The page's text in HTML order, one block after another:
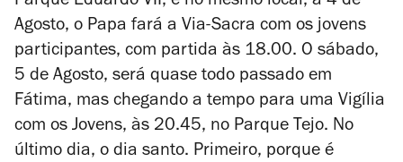
Agosto, o Papa fará a Via-Sacra com os jovens
participantes, com partida às 18.00. O sábado,
5 de Agosto, será quase todo passado em
Fátima, mas chegando a tempo para uma Vigília
com os Jovens, às 20.45, no Parque Tejo. No
último dia, o dia santo. Primeiro, porque é